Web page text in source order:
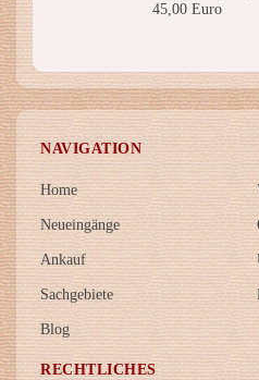
45,00 Euro
NAVIGATION
Home
Neueingänge
Ankauf
Sachgebiete
Blog
RECHTLICHES